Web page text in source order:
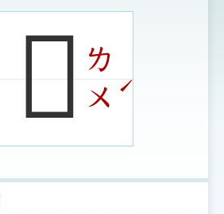
示
𩁨ㄌ
ㄨˊ